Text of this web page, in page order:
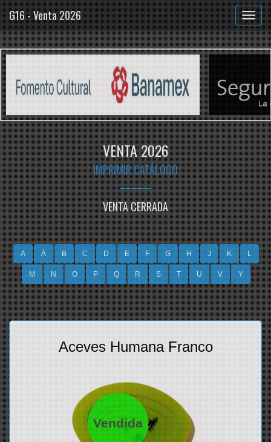
G16 - Venta 2026
VENTA 2026
IMPRIMIR CATÁLOGO
VENTA CERRADA
A Á B C D E F G H J K L
M N O P Q R S T U V Y
Vendida
Aceves Humana Franco